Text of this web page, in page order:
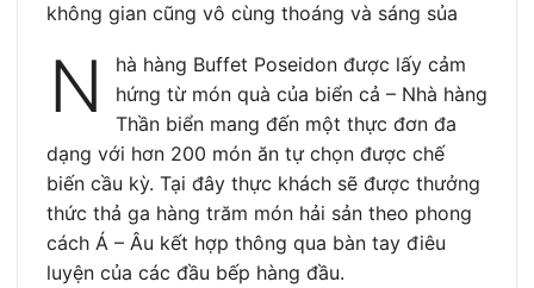
không gian cũng vô cùng thoáng và sáng sủa
N
hà hàng Buffet Poseidon được lấy cảm
hứng từ món quà của biển cả – Nhà hàng
Thần biển mang đến một thực đơn đa
dạng với hơn 200 món ăn tự chọn được chế
biến cầu kỳ. Tại đây thực khách sẽ được thưởng
thức thả ga hàng trăm món hải sản theo phong
cách Á – Âu kết hợp thông qua bàn tay điêu
luyện của các đầu bếp hàng đầu.